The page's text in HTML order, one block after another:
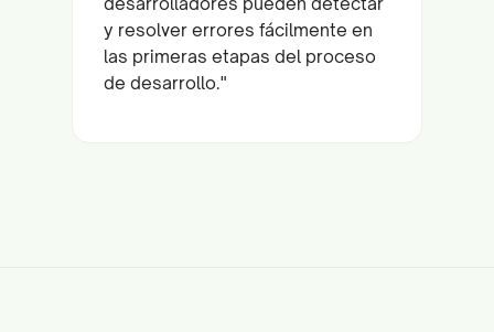
y resolver errores fácilmente en
las primeras etapas del proceso
de desarrollo."